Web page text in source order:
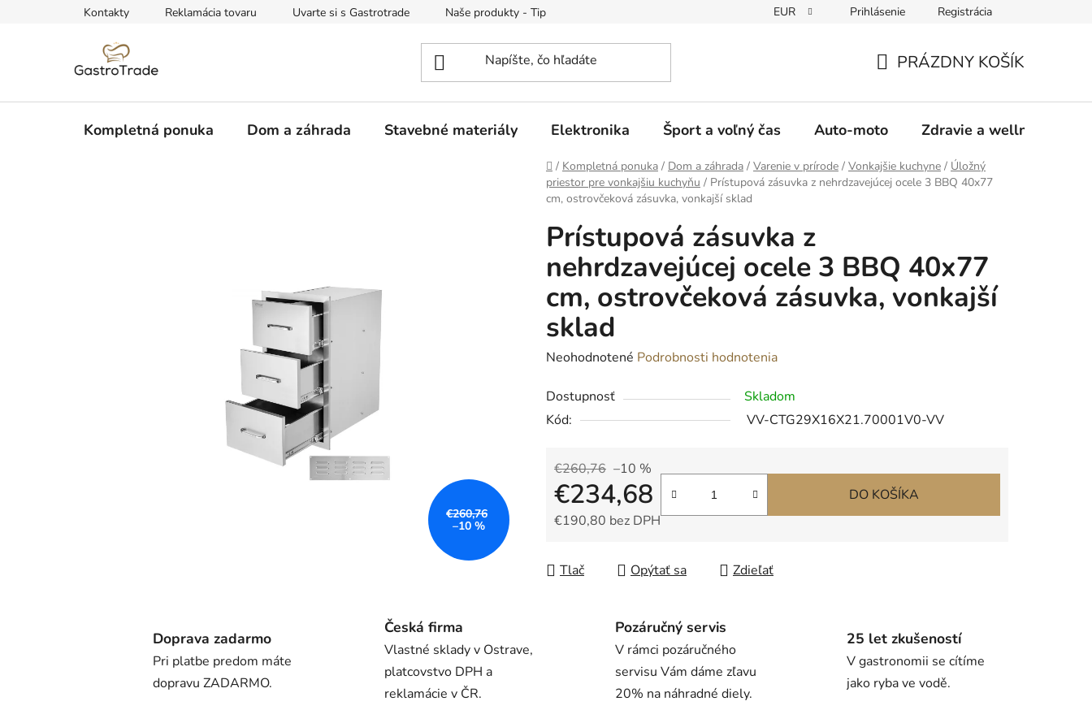
Kontakty Reklamácia tovaru Uvarte si s Gastrotrade Naše produkty - Tipy a triky Moja objednávka
EUR Prihlásenie Registrácia
KOŠÍK
PRÁZDNY KOŠÍK
Kompletná ponuka Dom a záhrada Stavebné materiály Elektronika Šport a voľný čas Auto-moto Zdravie a wellness
Domov
/ Kompletná ponuka / Dom a záhrada / Varenie v prírode / Vonkajšie kuchyne / Úložný
priestor pre vonkajšiu kuchyňu / Prístupová zásuvka z nehrdzavejúcej ocele 3 BBQ 40x77
cm, ostrovčeková zásuvka, vonkajší sklad
Prístupová zásuvka z
nehrdzavejúcej ocele 3 BBQ 40x77
cm, ostrovčeková zásuvka, vonkajší
sklad
Priemerné
produktu
je
Neohodnotené Podrobnosti hodnotenia
Dostupnosť
Skladom
Kód:
VV-CTG29X16X21.70001V0-VV
€260,76 –10 %
€234,68
€190,80 bez DPH
DO KOŠÍKA
Tlač Opýtať sa Zdieľať
€260,76
–10 %
Doprava zadarmo
Pri platbe predom máte
dopravu ZADARMO.
Česká firma
Vlastné sklady v Ostrave,
platcovstvo DPH a
reklamácie v ČR.
Pozáručný servis
V rámci pozáručného
servisu Vám dáme zľavu
20% na náhradné diely.
25 let zkušeností
V gastronomii se cítíme
jako ryba ve vodě.